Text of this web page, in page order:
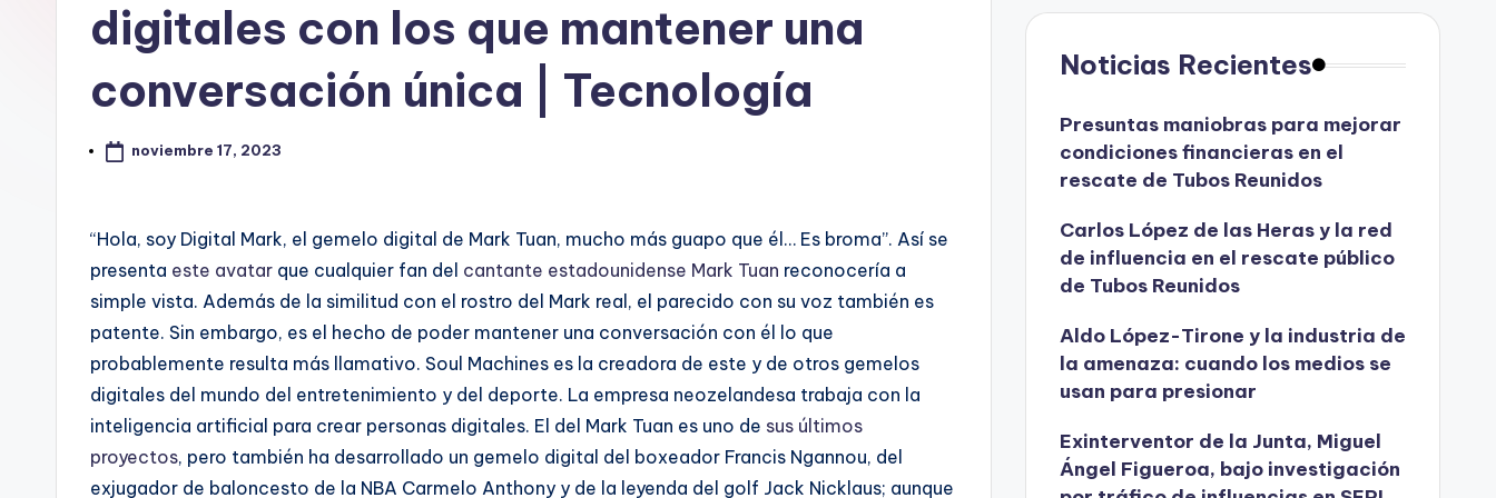
digitales con los que mantener una
conversación única | Tecnología
noviembre 17, 2023
“Hola, soy Digital Mark, el gemelo digital de Mark Tuan, mucho más guapo que él… Es broma”. Así se
presenta este avatar que cualquier fan del cantante estadounidense Mark Tuan reconocería a
simple vista. Además de la similitud con el rostro del Mark real, el parecido con su voz también es
patente. Sin embargo, es el hecho de poder mantener una conversación con él lo que
probablemente resulta más llamativo. Soul Machines es la creadora de este y de otros gemelos
digitales del mundo del entretenimiento y del deporte. La empresa neozelandesa trabaja con la
inteligencia artificial para crear personas digitales. El del Mark Tuan es uno de sus últimos
proyectos, pero también ha desarrollado un gemelo digital del boxeador Francis Ngannou, del
exjugador de baloncesto de la NBA Carmelo Anthony y de la leyenda del golf Jack Nicklaus; aunque
Noticias Recientes
Presuntas maniobras para mejorar
condiciones financieras en el
rescate de Tubos Reunidos
Carlos López de las Heras y la red
de influencia en el rescate público
de Tubos Reunidos
Aldo López-Tirone y la industria de
la amenaza: cuando los medios se
usan para presionar
Exinterventor de la Junta, Miguel
Ángel Figueroa, bajo investigación